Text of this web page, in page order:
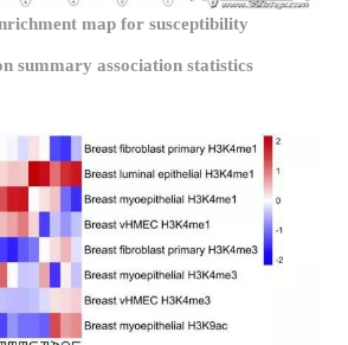
map for susceptibility
summary association statistics